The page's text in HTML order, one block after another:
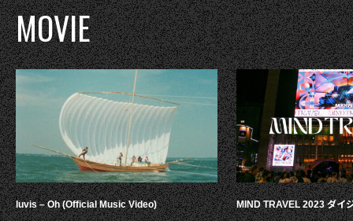
MOVIE
luvis – Oh (Official Music Video) MIND TRAVEL 2023 ダイ